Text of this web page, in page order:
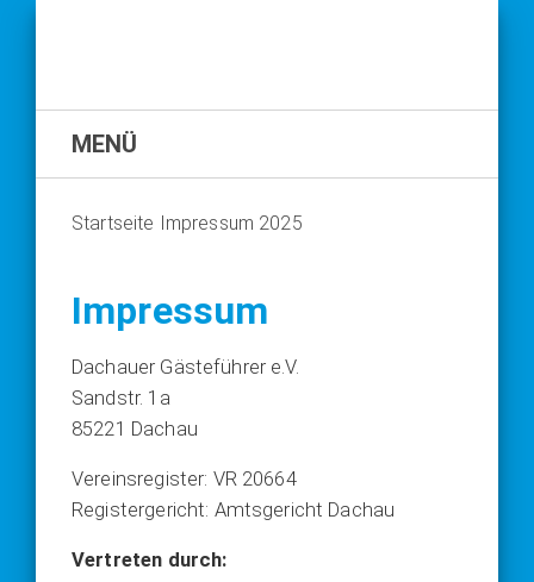
MENÜ
Startseite Impressum 2025
Impressum
Dach­au­er Gäs­te­füh­rer e.V.
Sand­str. 1a
85221 Dach­au
Ver­eins­re­gis­ter: VR 20664
Regis­ter­ge­richt: Amts­ge­richt Dach­au
Ver­tre­ten durch: